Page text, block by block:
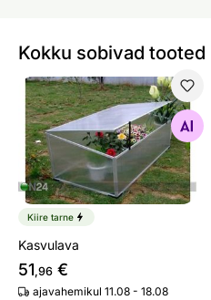
Kokku sobivad tooted
Kasvulava
Otsi sarnaseid
Kiire tarne
Kasvulava
51,96 €
ajavahemikul 11.08 - 18.08